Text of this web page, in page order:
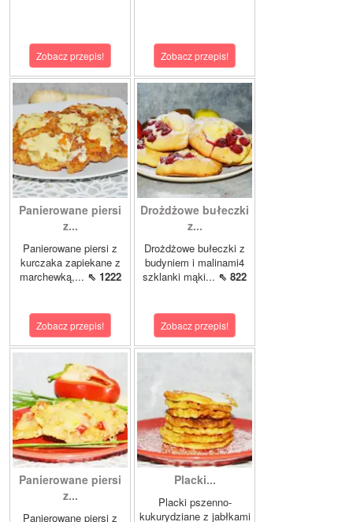
Zobacz przepis! Zobacz przepis!
Panierowane piersi
z...
Panierowane piersi z
kurczaka zapiekane z
marchewką,... ⇖ 1222
Zobacz przepis!
Drożdżowe bułeczki
z...
Drożdżowe bułeczki z
budyniem i malinami4
szklanki mąki... ⇖ 822
Zobacz przepis!
Panierowane piersi
z...
Panierowane piersi z
Placki...
Placki pszenno-
kukurydziane z jabłkami